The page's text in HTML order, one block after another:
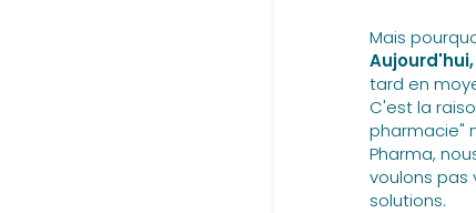
Mais
tard en
C'est la
pharmacie"
Pharma,
voulons pas
solutions.